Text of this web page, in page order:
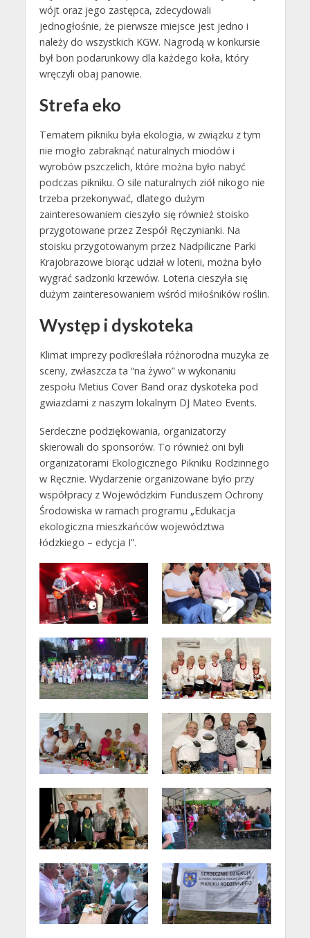
wójt oraz jego zastępca, zdecydowali
jednogłośnie, że pierwsze miejsce jest jedno i
należy do wszystkich KGW. Nagrodą w konkursie
był bon podarunkowy dla każdego koła, który
wręczyli obaj panowie.
Strefa eko
Tematem pikniku była ekologia, w związku z tym
nie mogło zabraknąć naturalnych miodów i
wyrobów pszczelich, które można było nabyć
podczas pikniku. O sile naturalnych ziół nikogo nie
trzeba przekonywać, dlatego dużym
zainteresowaniem cieszyło się również stoisko
przygotowane przez Zespół Ręczynianki. Na
stoisku przygotowanym przez Nadpiliczne Parki
Krajobrazowe biorąc udział w loterii, można było
wygrać sadzonki krzewów. Loteria cieszyła się
dużym zainteresowaniem wśród miłośników roślin.
Występ i dyskoteka
Klimat imprezy podkreślała różnorodna muzyka ze
sceny, zwłaszcza ta “na żywo” w wykonaniu
zespołu Metius Cover Band oraz dyskoteka pod
gwiazdami z naszym lokalnym DJ Mateo Events.
Serdeczne podziękowania, organizatorzy
skierowali do sponsorów. To również oni byli
organizatorami Ekologicznego Pikniku Rodzinnego
w Ręcznie. Wydarzenie organizowane było przy
współpracy z Wojewódzkim Funduszem Ochrony
Środowiska w ramach programu „Edukacja
ekologiczna mieszkańców województwa
łódzkiego – edycja I”.